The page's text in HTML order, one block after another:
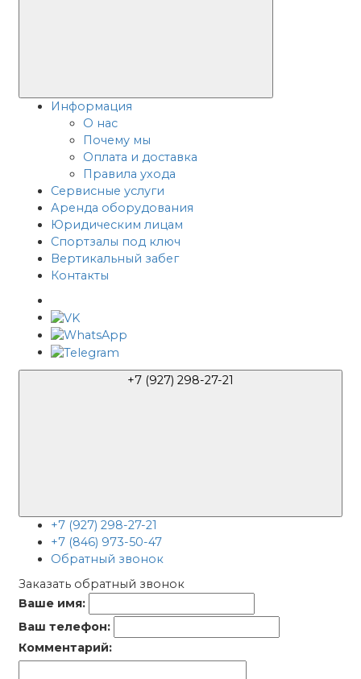
Информация
О нас
Почему мы
Оплата и доставка
Правила ухода
Сервисные услуги
Аренда оборудования
Юридическим лицам
Спортзалы под ключ
Вертикальный забег
Контакты
+7 (927) 298-27-21
+7 (846) 973-50-47
Обратный звонок
Заказать обратный звонок
Ваше имя:
Ваш телефон:
Комментарий: